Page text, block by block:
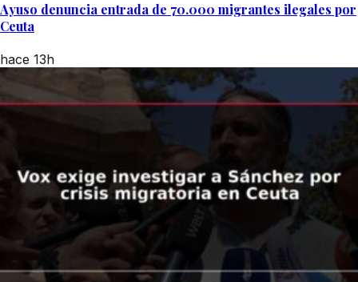
Ayuso denuncia entrada de 70.000 migrantes ilegales por
Ceuta
hace 13h